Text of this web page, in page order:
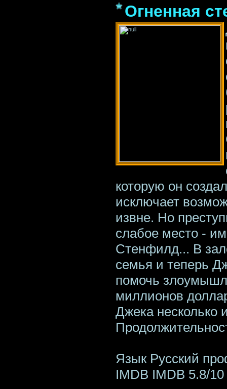
Огненная
которую он
исключает
извне. Но
слабое место -
Стенфилд... В
семья и теперь
помочь
миллионов
Джека несколько
Язык Русский
IMDB IMDB 5.8/10